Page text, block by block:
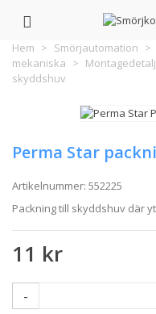
Hem > Smörjautomation >
mekaniska >
skyddshuv
Perma Star
Artikelnummer: 552225
Packning till skyddshuv där
11 kr
-